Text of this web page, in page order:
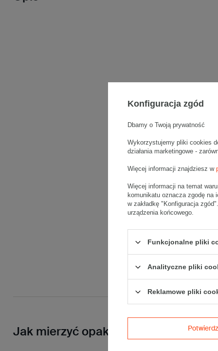
Jak mierzyć opakowanie
Konfiguracja zgód
Dbamy o Twoją prywatność
Wykorzystujemy pliki cookies
działania marketingowe -
Więcej informacji znajdziesz w
Więcej informacji na temat
komunikatu oznacza zgodę na
w zakładkę "Konfiguracja
urządzenia końcowego.
Funkcjonalne pliki
Analityczne pliki
Reklamowe pliki